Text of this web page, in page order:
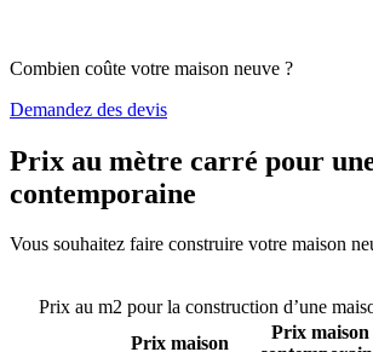
Combien coûte votre maison neuve ?
Demandez des devis
Prix au mètre carré pour
contemporaine
Vous souhaitez faire construire votre maison
Prix au m2 pour la construction d’une
Prix maison
Prix maison